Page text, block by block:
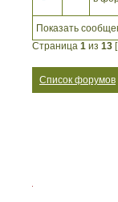
Показать
Страница 1 из 13
Список форумов